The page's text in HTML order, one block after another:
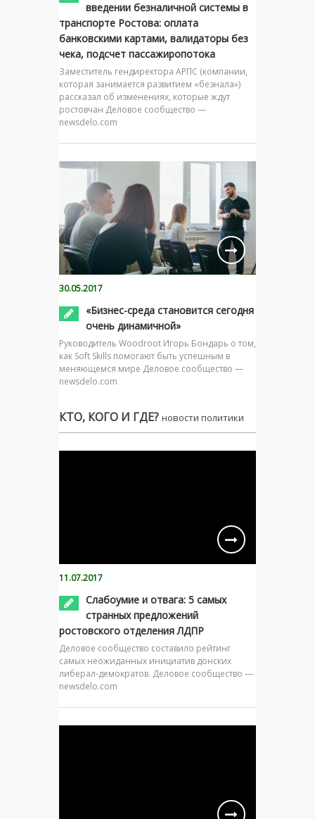
введении безналичной системы в
транспорте Ростова: оплата
банковскими картами, валидаторы без
чека, подсчет пассажиропотока
Заместитель гендиректора АРПС (компании,
которая занимается развитием «безнала»)
рассказал об изменениях, которые ждут
ростовчан Деловое сообщество —
newsdelo.com
30.05.2017
«Бизнес-среда становится сегодня
очень динамичной»
Руководитель Woodroot Игорь Бондарь о том,
как Soft Skills помогают быть успешным в
меняющемся мире Деловое сообщество —
newsdelo.com
КТО, КОГО И ГДЕ? новости политики
11.07.2017
Слабоумие и отвага: 5 самых
странных предложений
ростовского отделения ЛДПР
Деловое сообщество составило рейтинг
самых неожиданных инициатив донских
либерал-демократов. Деловое сообщество —
newsdelo.com